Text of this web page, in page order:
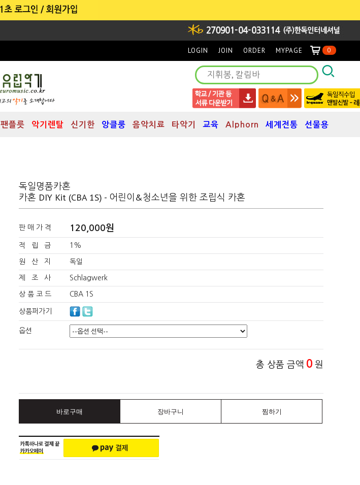
LOGIN JOIN ORDER MYPAGE 0
팬플릇 악기렌탈 신기한 앙클룽 음악치료 타악기 교육 Alphorn 세계전통 선물용
독일명품카혼
카혼 DIY Kit (CBA 1S) - 어린이&청소년을 위한 조립식 카혼
판 매 가 격 120,000원
적 립 금 1%
원 산 지 독일
제 조 사 Schlagwerk
상 품 코 드 CBA 1S
상품퍼가기
옵션
총 상품 금액 0 원
바로구매 장바구니 찜하기